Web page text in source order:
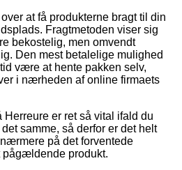
at få produkterne bragt til din
Fragtmetoden viser sig
bekostelig, men omvendt
Den mest betalelige mulighed
være at hente pakken selv,
i nærheden af online firmaets
er ret så vital ifald du
samme, så derfor er det helt
på det forventede
pågældende produkt.